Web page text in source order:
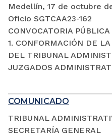
Medellín, 17 de octubre
Oficio SGTCAA23-162
CONVOCATORIA
1. CONFORMACIÓN DE
DEL TRIBUNAL
JUZGADOS
COMUNICADO
TRIBUNAL
SECRETARÍA GENERAL